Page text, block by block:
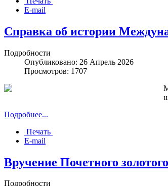
E-mail
Справка об истории
Подробности
Опубликовано: 26 Апрель 2026
Просмотров: 1707
Подробнее...
Печать
E-mail
Вручение Почетного
Подробности